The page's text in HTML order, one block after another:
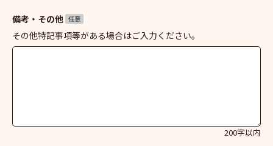
備考・その他 任意
その他特記事項等がある場合はご入力ください。
200字以内